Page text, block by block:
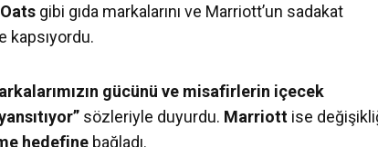
gibi gıda markalarını ve Marriott’un sadakat
kapsıyordu.
gücünü ve misafirlerin içecek
sözleriyle duyurdu. Marriott ise
hedefine bağladı.